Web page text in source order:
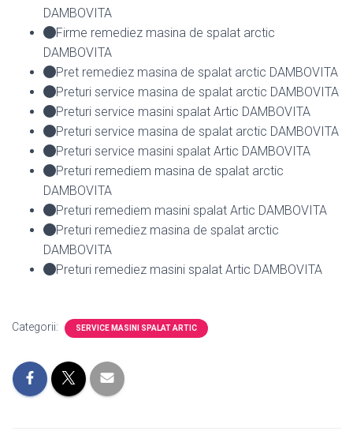
DAMBOVITA
Firme remediez masina de spalat arctic
DAMBOVITA
Pret remediez masina de spalat arctic DAMBOVITA
Preturi service masina de spalat arctic DAMBOVITA
Preturi service masini spalat Artic DAMBOVITA
Preturi service masina de spalat arctic DAMBOVITA
Preturi service masini spalat Artic DAMBOVITA
Preturi remediem masina de spalat arctic
DAMBOVITA
Preturi remediem masini spalat Artic DAMBOVITA
Preturi remediez masina de spalat arctic
DAMBOVITA
Preturi remediez masini spalat Artic DAMBOVITA
Categorii: SERVICE MASINI SPALAT ARTIC